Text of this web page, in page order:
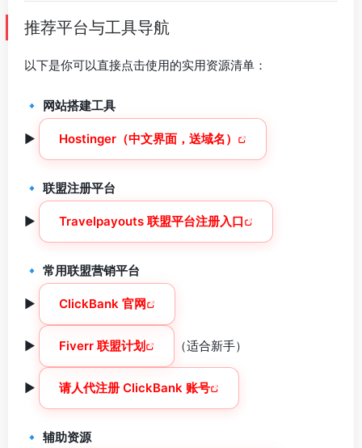
推荐平台与工具导航
以下是你可以直接点击使用的实用资源清单：
🔹 网站搭建工具
► Hostinger（中文界面，送域名）
🔹 联盟注册平台
► Travelpayouts 联盟平台注册入口
🔹 常用联盟营销平台
► ClickBank 官网
► Fiverr 联盟计划 （适合新手）
► 请人代注册 ClickBank 账号
🔹 辅助资源